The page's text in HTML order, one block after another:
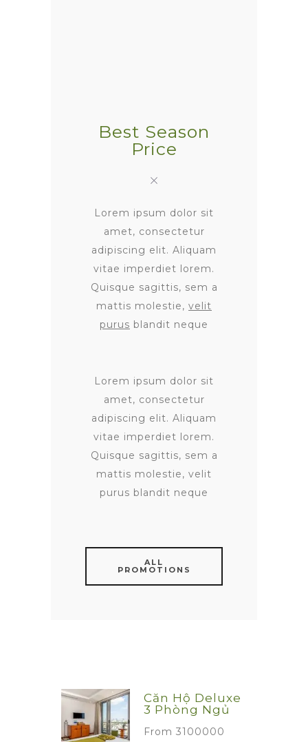
Best Season
Price
Lorem ipsum dolor sit
amet, consectetur
adipiscing elit. Aliquam
vitae imperdiet lorem.
Quisque sagittis, sem a
mattis molestie, velit
purus blandit neque
Lorem ipsum dolor sit
amet, consectetur
adipiscing elit. Aliquam
vitae imperdiet lorem.
Quisque sagittis, sem a
mattis molestie, velit
purus blandit neque
ALL
PROMOTIONS
Căn Hộ Deluxe
3 Phòng Ngủ
From 3100000